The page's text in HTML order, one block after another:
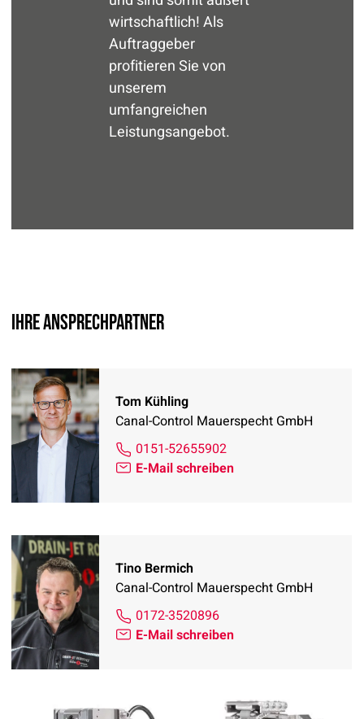
wirtschaftlich! Als
Auftraggeber
profitieren Sie von
unserem
umfangreichen
Leistungsangebot.
Ihre Ansprechpartner
Tom Kühling
Canal-Control Mauerspecht GmbH
0151-52655902
E-Mail schreiben
Tino Bermich
Canal-Control Mauerspecht GmbH
0172-3520896
E-Mail schreiben